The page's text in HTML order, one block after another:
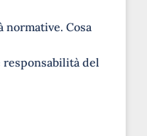
normative. Cosa
responsabilità del